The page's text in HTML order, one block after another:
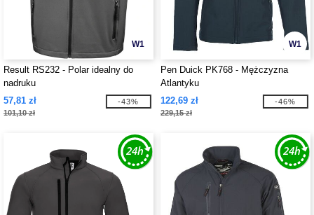
W1
Result RS232 - Polar idealny do
nadruku
57,81 zł
101,10 zł
-43%
W1
Pen Duick PK768 - Mężczyzna
Atlantyku
122,69 zł
229,15 zł
-46%